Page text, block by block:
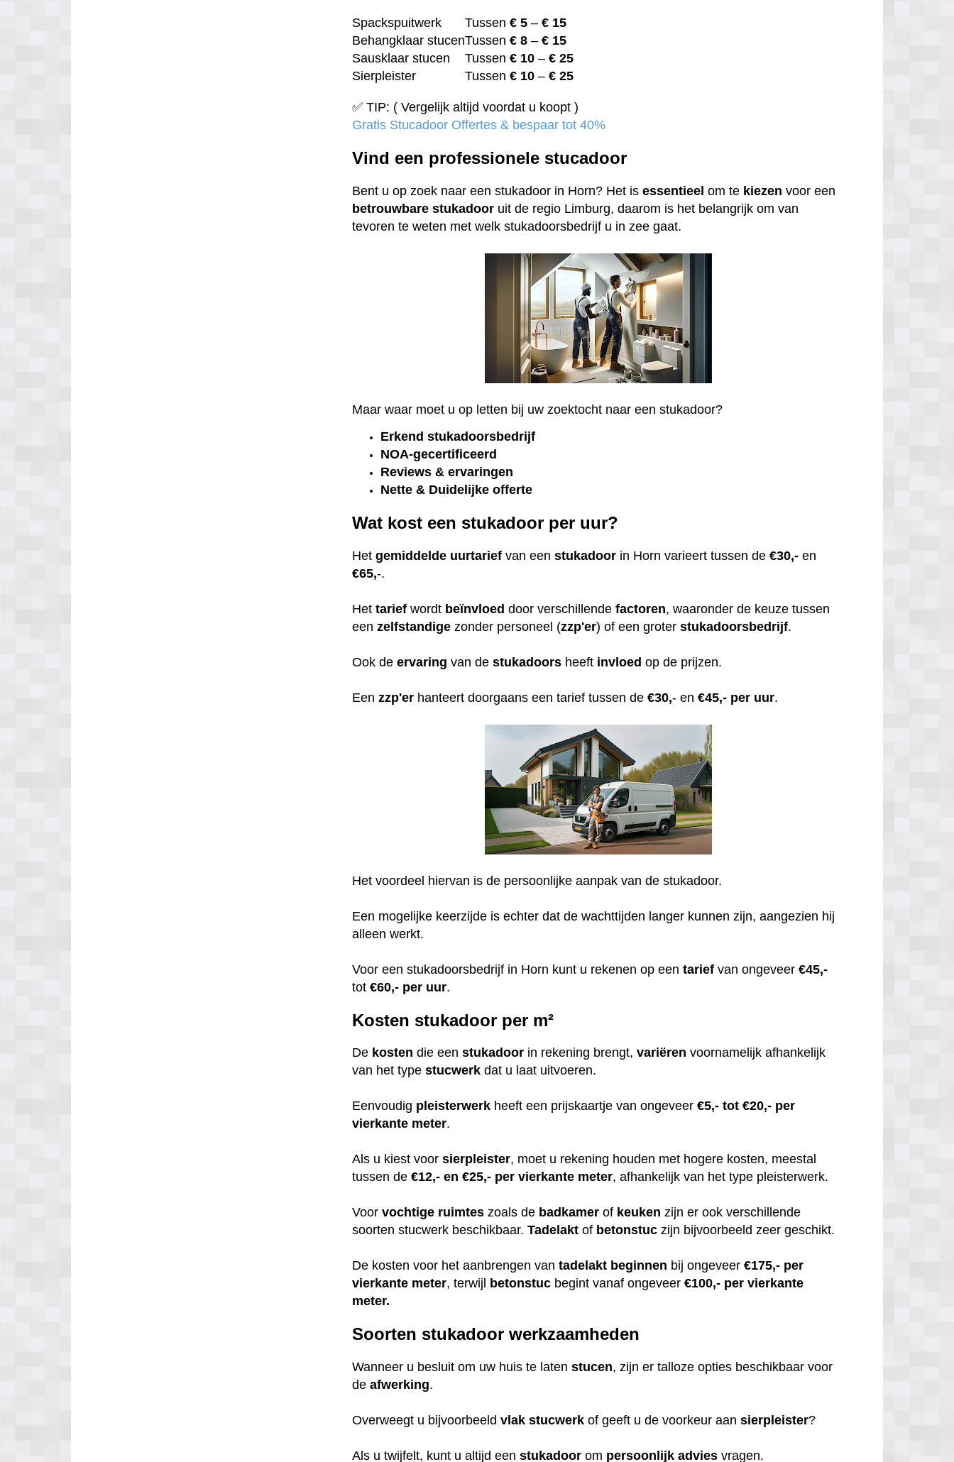
Spackspuitwerk Tussen€ 5 –€ 15
Behangklaar stucenTussen€ 8 –€ 15
Sausklaar stucen
Tussen€ 10 –€ 25
Sierpleister
Tussen€ 10 –€ 25
✅ TIP: ( Vergelijk altijd voordat u koopt )
Gratis Stucadoor Offertes & bespaar tot 40%
Vind een professionele stucadoor
Bent u op zoek naar een stukadoor in Horn? Het isessentieel om te kiezen voor een
betrouwbare stukadoor uit de regio Limburg, daarom is het belangrijk om van
tevoren te weten met welk stukadoorsbedrijf u in zee gaat.
Maar waar moet u op letten bij uw zoektocht naar een stukadoor?
Erkend stukadoorsbedrijf
NOA-gecertificeerd
Reviews & ervaringen
Nette & Duidelijke offerte
Wat kost een stukadoor per uur?
Hetgemiddelde uurtarief van eenstukadoor in Horn varieert tussen de€30,- en
€65,-.
Hettarief wordt beïnvloed door verschillendefactoren, waaronder de keuze tussen
eenzelfstandige zonder personeel (zzp'er) of een groterstukadoorsbedrijf.
Ook deervaring van destukadoors heeft invloed op de prijzen.
Eenzzp'er hanteert doorgaans een tarief tussen de€30,- en€45,- per uur.
Het voordeel hiervan is de persoonlijke aanpak van de stukadoor.
Een mogelijke keerzijde is echter dat de wachttijden langer kunnen zijn, aangezien hij
alleen werkt.
Voor een stukadoorsbedrijf in Horn kunt u rekenen op eentarief van ongeveer €45,-
tot€60,- per uur.
Kosten stukadoor per m²
De kosten die eenstukadoor in rekening brengt,variëren voornamelijk afhankelijk
van het typestucwerk dat u laat uitvoeren.
Eenvoudig pleisterwerk heeft een prijskaartje van ongeveer€5,- tot €20,- per
vierkante meter.
Als u kiest voorsierpleister, moet u rekening houden met hogere kosten, meestal
tussen de€12,- en €25,- per vierkante meter, afhankelijk van het type pleisterwerk.
Voorvochtige ruimtes zoals de badkamer of keuken zijn er ook verschillende
soorten stucwerk beschikbaar.Tadelakt of betonstuc zijn bijvoorbeeld zeer geschikt.
De kosten voor het aanbrengen vantadelakt beginnen bij ongeveer€175,- per
vierkante meter, terwijl betonstuc begint vanaf ongeveer€100,- per vierkante
meter.
Soorten stukadoor werkzaamheden
Wanneer u besluit om uw huis te latenstucen, zijn er talloze opties beschikbaar voor
deafwerking.
Overweegt u bijvoorbeeldvlak stucwerk of geeft u de voorkeur aansierpleister?
Als u twijfelt, kunt u altijd eenstukadoor om persoonlijk advies vragen.